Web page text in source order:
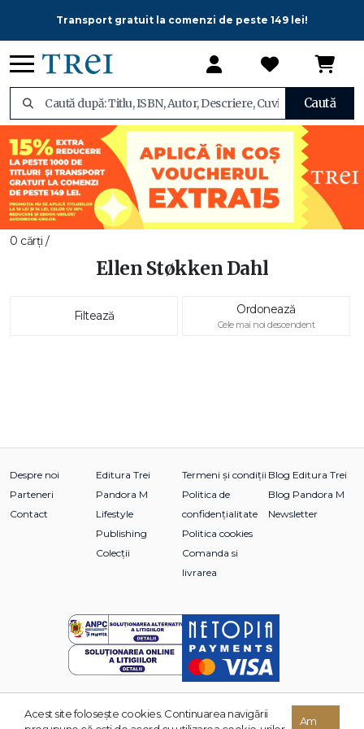
Transport gratuit la comenzi de peste 149 lei!
Caută
0 cărți /
Ellen Støkken Dahl
Filtează Ordonează
Cele mai noi descendent
Despre noi
Parteneri
Contact
Editura Trei
Pandora M
Lifestyle
Publishing
Colecții
Termeni și condiții
Politica de
confidențialitate
Politica cookies
Comanda si
livrarea
Blog Editura Trei
Blog Pandora M
Newsletter
© 2026 Grupul Editorial TREI. Toate drepturile rezervate.
Acest site foloseşte cookies. Continuarea navigării
Am